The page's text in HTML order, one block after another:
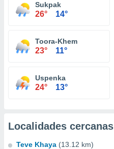
Sukpak
26° 14°
Toora-Khem
23° 11°
Uspenka
24° 13°
Localidades cercanas
Teve Khaya (13.12 km)